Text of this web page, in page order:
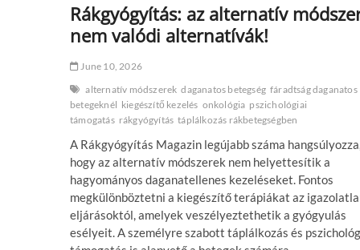
Rákgyógyítás: az alternatív
nem valódi alternatívák!
June 10, 2026
alternatív módszerek daganatos betegség fáradtság daganatos
betegeknél kiegészítő kezelés onkológia pszichológiai
támogatás rákgyógyítás táplálkozás rákbetegségben
A Rákgyógyítás Magazin legújabb száma
hogy az alternatív módszerek nem helyettesítik a
hagyományos daganatellenes kezeléseket. Fontos
megkülönböztetni a kiegészítő terápiákat az
eljárásoktól, amelyek veszélyeztethetik a gyógyulás
esélyeit. A személyre szabott táplálkozás és